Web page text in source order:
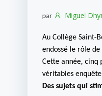
par Miguel
Au Collège Saint-
endossé le rôle
Cette année, cinq
véritables
Des sujets qui